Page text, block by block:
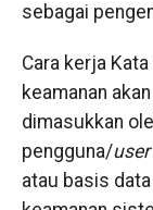
sebagai
Cara kerja
keamanan
dimasukkan
pengguna/
atau basis